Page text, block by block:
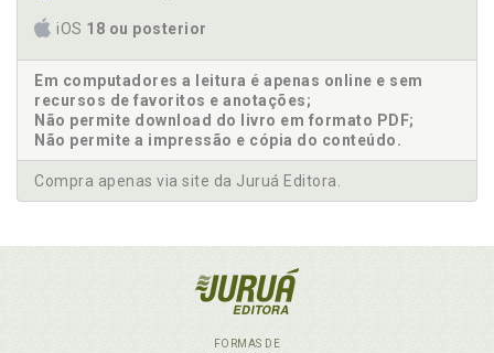
iOS 18 ou posterior
Em computadores a leitura é apenas online e sem
recursos de favoritos e anotações;
Não permite download do livro em formato PDF;
Não permite a impressão e cópia do conteúdo.
Compra apenas via site da Juruá Editora.
FORMAS DE